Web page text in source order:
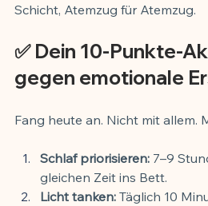
Schicht, Atemzug für Atemzug.
✅ Dein 10-Punkte-
gegen emotionale
Fang heute an. Nicht mit allem.
Schlaf priorisieren: 7–9
gleichen Zeit ins Bett.
Licht tanken: Täglich 10